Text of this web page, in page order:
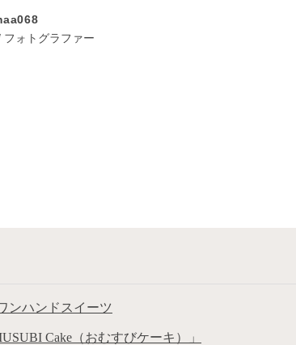
フォトグラファー
ンハンドスイーツ
Cake（おむすびケーキ）」